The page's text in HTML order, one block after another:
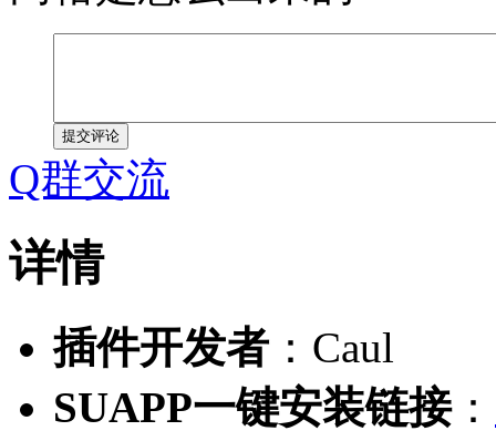
提交评论
Q群交流
详情
插件开发者 ：Caul
SUAPP一键安装链接：